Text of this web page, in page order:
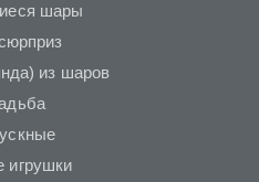
шары
из шаров
игрушки